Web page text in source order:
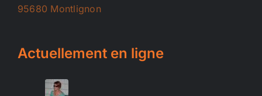
95680 Montlignon
Actuellement en ligne